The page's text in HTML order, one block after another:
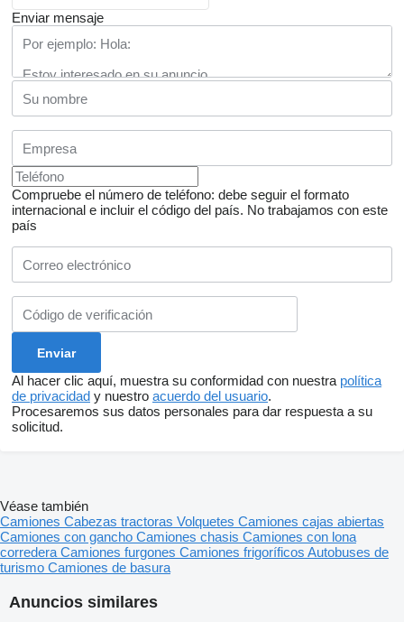
Enviar mensaje
Compruebe el número de teléfono: debe seguir el formato
internacional e incluir el código del país. No trabajamos con este
país
Al hacer clic aquí, muestra su conformidad con nuestra política
de privacidad y nuestro acuerdo del usuario.
Procesaremos sus datos personales para dar respuesta a su
solicitud.
Anuncios similares
Véase también
Camiones Cabezas tractoras Volquetes Camiones cajas abiertas
Camiones con gancho Camiones chasis Camiones con lona
corredera Camiones furgones Camiones frigoríficos Autobuses de
turismo Camiones de basura